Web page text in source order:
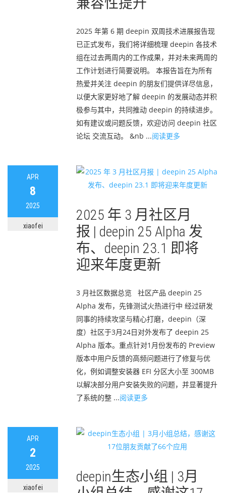
2025 年第 6 期 deepin 双周技术进展报告现
已正式发布，我们将详细梳理 deepin 各技术
组在过去两周内的工作成果，并对未来两周的
工作计划进行简要说明。 本报告旨在为所有
热爱并关注 deepin 的朋友们提供详尽信息，
以便大家更好地了解 deepin 的发展动态并积
极参与其中，共同推动 deepin 的持续进步。
如有建议或问题反馈，欢迎访问 deepin 社区
论坛 交流互动。 &nb ...阅读更多
APR
8
2025
xiaofei
2025 年 3 月社区月
报 | deepin 25 Alpha 发
布、deepin 23.1 即将
迎来年度更新
3 月社区数据总览 社区产品 deepin 25
Alpha 发布，先锋测试火热进行中 经过研发
同事的持续攻坚与精心打磨，deepin（深
度）社区于3月24日对外发布了 deepin 25
Alpha 版本。重点针对1月份发布的 Preview
版本中用户反馈的高频问题进行了修复与优
化，例如调整安装器 EFI 分区大小至 300MB
以解决部分用户安装失败的问题，并显著提升
了系统的整 ...阅读更多
APR
2
2025
xiaofei
deepin生态小组 | 3月